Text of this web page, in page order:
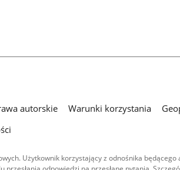
autorskie Warunki korzystania
Użytkownik korzystający z odnośnika